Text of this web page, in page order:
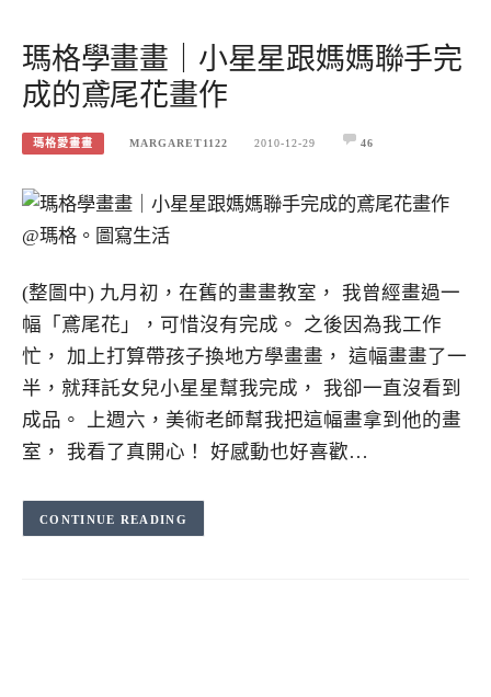
瑪格學畫畫｜小星星跟媽媽聯手完
成的鳶尾花畫作
瑪格愛畫畫 MARGARET1122 2010-12-29 46
(整圖中) 九月初，在舊的畫畫教室， 我曾經畫過一
幅「鳶尾花」，可惜沒有完成。 之後因為我工作
忙， 加上打算帶孩子換地方學畫畫， 這幅畫畫了一
半，就拜託女兒小星星幫我完成， 我卻一直沒看到
成品。 上週六，美術老師幫我把這幅畫拿到他的畫
室， 我看了真開心！ 好感動也好喜歡…
CONTINUE READING